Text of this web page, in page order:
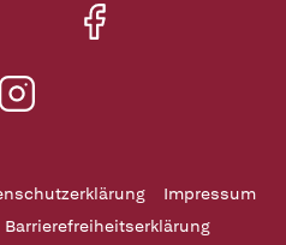
Impressum
Barrierefreiheitserklärung